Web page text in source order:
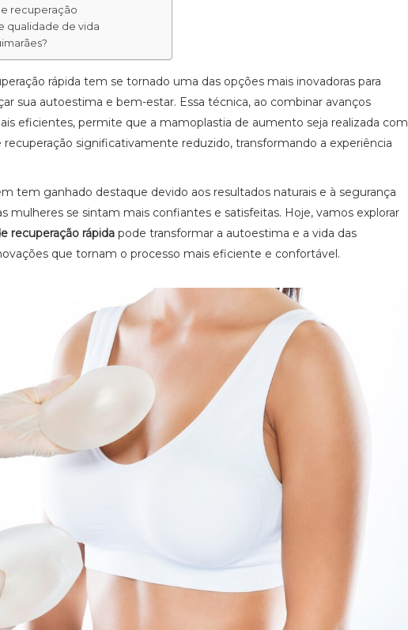
recuperação
qualidade de vida
rápida tem se tornado uma das opções mais inovadoras para
sua autoestima e bem-estar. Essa técnica, ao combinar avanços
eficientes, permite que a mamoplastia de aumento seja realizada com
significativamente reduzido, transformando a experiência
tem ganhado destaque devido aos resultados naturais e à segurança
mulheres se sintam mais confiantes e satisfeitas. Hoje, vamos explorar
recuperação rápidapode transformar a autoestima e a vida das
que tornam o processo mais eficiente e confortável.